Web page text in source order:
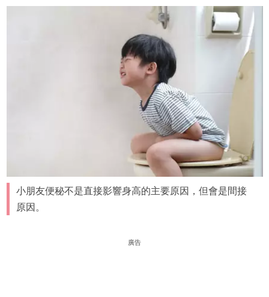
小朋友便秘不是直接影響身高的主要原因，但會是間接
原因。
廣告